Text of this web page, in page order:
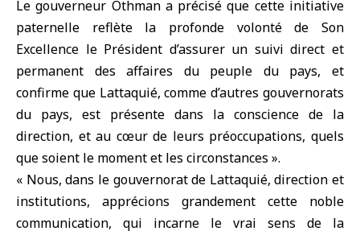
Le gouverneur Othman a précisé que cette initiative
paternelle reflète la profonde volonté de Son
Excellence le Président d’assurer un suivi direct et
permanent des affaires du peuple du pays, et
confirme que Lattaquié, comme d’autres gouvernorats
du pays, est présente dans la conscience de la
direction, et au cœur de leurs préoccupations, quels
que soient le moment et les circonstances ».
« Nous, dans le gouvernorat de Lattaquié, direction et
institutions, apprécions grandement cette noble
communication, qui incarne le vrai sens de la